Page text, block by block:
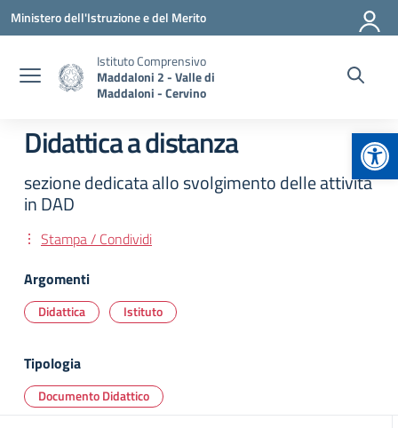
Vai ai contenuti
Vai al menu di navigazione
Vai al footer
Ministero dell'Istruzione e del Merito
Istituto Comprensivo
Maddaloni 2 - Valle di
Maddaloni - Cervino
Didattica a distanza
sezione dedicata allo svolgimento delle attività
in DAD
Stampa / Condividi
Argomenti
Didattica Istituto
Tipologia
Documento Didattico